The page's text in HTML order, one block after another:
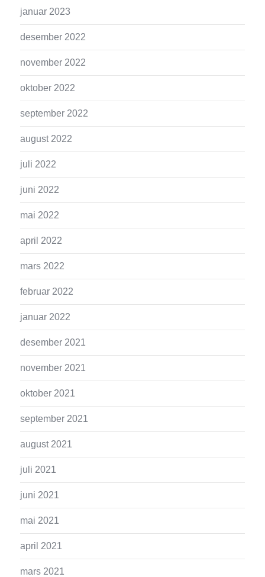
januar 2023
desember 2022
november 2022
oktober 2022
september 2022
august 2022
juli 2022
juni 2022
mai 2022
april 2022
mars 2022
februar 2022
januar 2022
desember 2021
november 2021
oktober 2021
september 2021
august 2021
juli 2021
juni 2021
mai 2021
april 2021
mars 2021